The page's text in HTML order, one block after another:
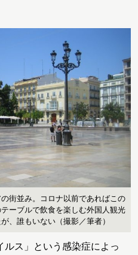
街並み。コロナ以前であればこの
ーブルで飲食を楽しむ外国人観光
、誰もいない（撮影／筆者）
ス」という感染症によっ